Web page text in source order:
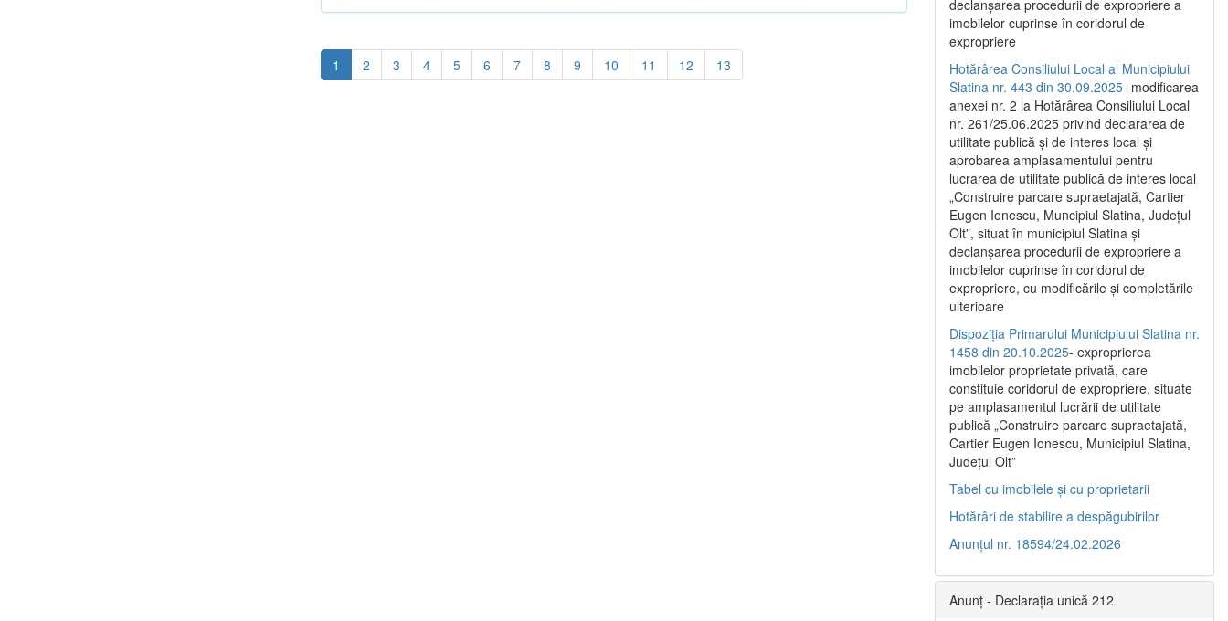
1 2 3 4 5 6 7 8 9 10 11 12 13
declanșarea procedurii de expropriere a
imobilelor cuprinse în coridorul de
expropriere
Hotărârea Consiliului Local al Municipiului
Slatina nr. 443 din 30.09.2025- modificarea
anexei nr. 2 la Hotărârea Consiliului Local
nr. 261/25.06.2025 privind declararea de
utilitate publică şi de interes local şi
aprobarea amplasamentului pentru
lucrarea de utilitate publică de interes local
„Construire parcare supraetajată, Cartier
Eugen Ionescu, Muncipiul Slatina, Judeţul
Olt”, situat în municipiul Slatina şi
declanşarea procedurii de expropriere a
imobilelor cuprinse în coridorul de
expropriere, cu modificările şi completările
ulterioare
Dispoziția Primarului Municipiului Slatina nr.
1458 din 20.10.2025- exproprierea
imobilelor proprietate privată, care
constituie coridorul de expropriere, situate
pe amplasamentul lucrării de utilitate
publică „Construire parcare supraetajată,
Cartier Eugen Ionescu, Municipiul Slatina,
Județul Olt”
Tabel cu imobilele și cu proprietarii
Hotărâri de stabilire a despăgubirilor
Anunțul nr. 18594/24.02.2026
Anunț - Declarația unică 212